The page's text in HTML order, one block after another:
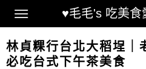
♥毛毛's 吃美食
Main Menu
林貞粿行台北大稻埕｜
必吃台式下午茶美食